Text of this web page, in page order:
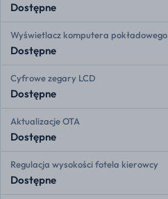
Dostępne
Wyświetlacz komputera pokładowego
Dostępne
Cyfrowe zegary LCD
Dostępne
Aktualizacje OTA
Dostępne
Regulacja wysokości fotela kierowcy
Dostępne